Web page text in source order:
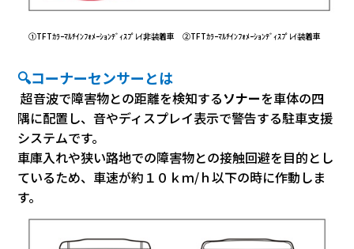
①TFTｶﾗｰﾏﾙﾁｲﾝﾌｫﾒｰｼｮﾝﾃﾞｨｽﾌﾟﾚｲ非装着車②TFTｶﾗｰﾏﾙﾁｲﾝﾌｫﾒｰｼｮﾝﾃﾞｨｽﾌﾟﾚｲ装着車
🔍コーナーセンサーとは
超音波で障害物との距離を検知するソナーを車体の四
隅に配置し、音やディスプレイ表示で警告する駐車支援
システムです。
車庫入れや狭い路地での障害物との接触回避を目的とし
ているため、車速が約１０ｋｍ/ｈ以下の時に作動しま
す。